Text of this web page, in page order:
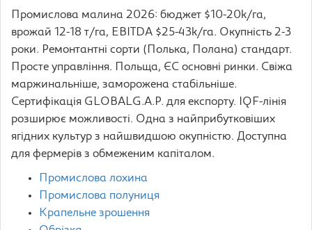
Промислова малина 2026: бюджет $10-20k/га,
врожай 12-18 т/га, EBITDA $25-43k/га. Окупність 2-3
роки. Ремонтантні сорти (Полька, Полана) стандарт.
Просте управління. Польща, ЄС основні ринки. Свіжа
маржинальніше, заморожена стабільніше.
Сертифікація GLOBALG.A.P. для експорту. IQF-лінія
розширює можливості. Одна з найприбутковіших
ягідних культур з найшвидшою окупністю. Доступна
для фермерів з обмеженим капіталом.
Промислова лохина
Промислова полуниця
Крапельне зрошення